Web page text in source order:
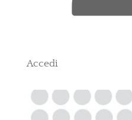
Accedi